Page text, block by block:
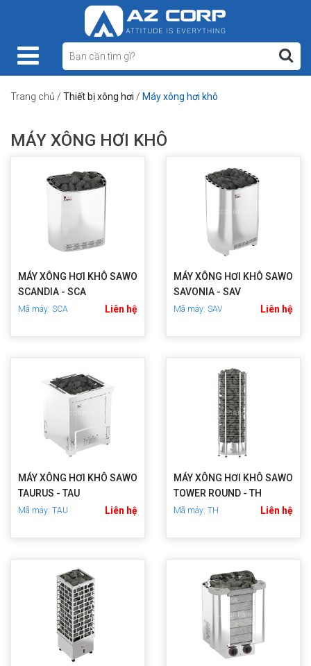
Trang chủ / Thiết bị xông hơi / Máy xông hơi khô
MÁY XÔNG HƠI KHÔ
MÁY XÔNG HƠI KHÔ SAWO
SCANDIA - SCA
Mã máy: SCA Liên hệ
MÁY XÔNG HƠI KHÔ SAWO
SAVONIA - SAV
Mã máy: SAV Liên hệ
MÁY XÔNG HƠI KHÔ SAWO
TAURUS - TAU
Mã máy: TAU Liên hệ
MÁY XÔNG HƠI KHÔ SAWO
TOWER ROUND - TH
Mã máy: TH Liên hệ